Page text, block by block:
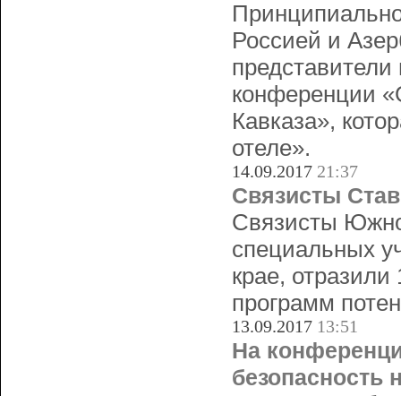
Россией и
представители
конференции
Кавказа»,
отеле».
14.09.2017 21:37
Связисты
Связисты
специальных
крае, отразили
программ
13.09.2017 13:51
На
безопасность